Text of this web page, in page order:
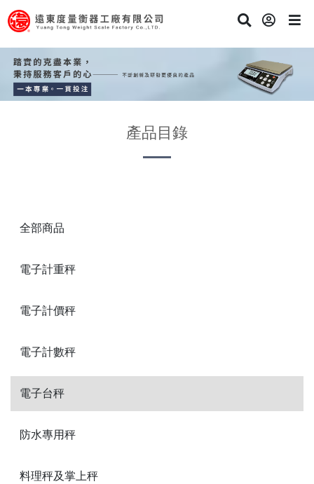
產品目錄
全部商品
電子計重秤
電子計價秤
電子計數秤
電子台秤
防水專用秤
料理秤及掌上秤